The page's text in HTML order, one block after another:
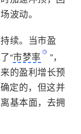
波动。
续。当市盈
“市梦率
”，
的盈利增长预
定的，但这并
基本面，去拥